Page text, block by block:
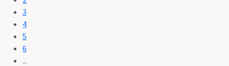
3
4
5
6
...